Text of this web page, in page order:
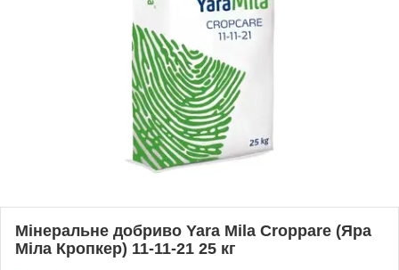
Мінеральне добриво Yara Mila Croppare (Яра
Міла Кропкер) 11-11-21 25 кг